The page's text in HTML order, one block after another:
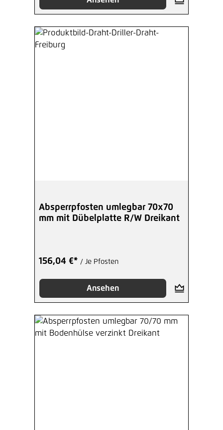
Absperrpfosten umlegbar 70x70
mm mit Dübelplatte R/W Dreikant
156,04 €* / Je Pfosten
Ansehen